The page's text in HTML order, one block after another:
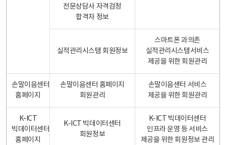
전문상담사 자격검정
합격자 정보
실적관리시스템 회원정보
스마트폰 과의존
실적관리시스템서비스
제공을 위한 회원관리
손말이음센터
홈페이지
손말이음센터 홈페이지
회원관리
손말이음센터 서비스
제공을 위한 회원관리
K-ICT
빅데이터센터
홈페이지
K-ICT 빅데이터센터
회원정보
K-ICT 빅데이터센터
인프라 운영 등 서비스
제공을 위한 회원정보 관리